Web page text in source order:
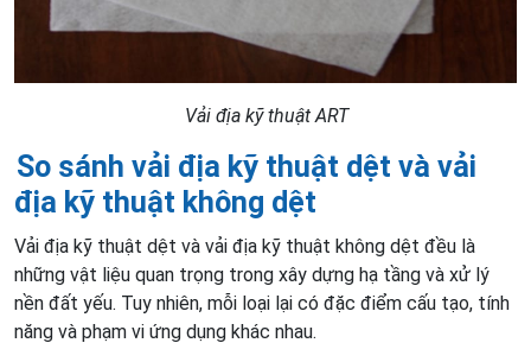
Vải địa kỹ thuật ART
So sánh vải địa kỹ thuật dệt và vải
địa kỹ thuật không dệt
Vải địa kỹ thuật dệt và vải địa kỹ thuật không dệt đều là
những vật liệu quan trọng trong xây dựng hạ tầng và xử lý
nền đất yếu. Tuy nhiên, mỗi loại lại có đặc điểm cấu tạo, tính
năng và phạm vi ứng dụng khác nhau.